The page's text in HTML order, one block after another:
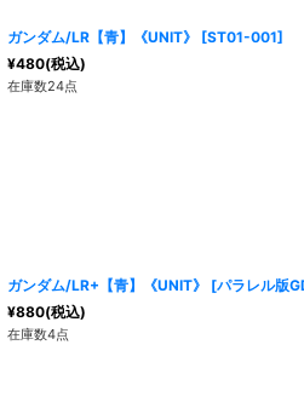
ガンダム/LR【青】《UNIT》 [ST01-001]
¥480(税込)
在庫数24点
ガンダム/LR+【青】《UNIT》 [パラレル版
¥880(税込)
在庫数4点